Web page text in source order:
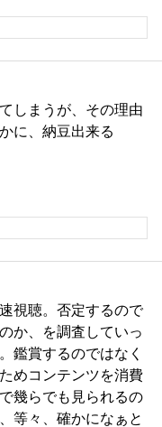
しまうが、その理由
に、納豆出来る
視聴。否定するので
か、を調査していっ
鑑賞するのではなく
めコンテンツを消費
幾らでも見られるの
等々、確かになぁと